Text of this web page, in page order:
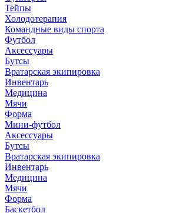
Тейпы
Холодотерапия
Командные виды спорта
Футбол
Аксессуары
Бутсы
Вратарская экипировка
Инвентарь
Медицина
Мячи
Форма
Мини-футбол
Аксессуары
Бутсы
Вратарская экипировка
Инвентарь
Медицина
Мячи
Форма
Баскетбол